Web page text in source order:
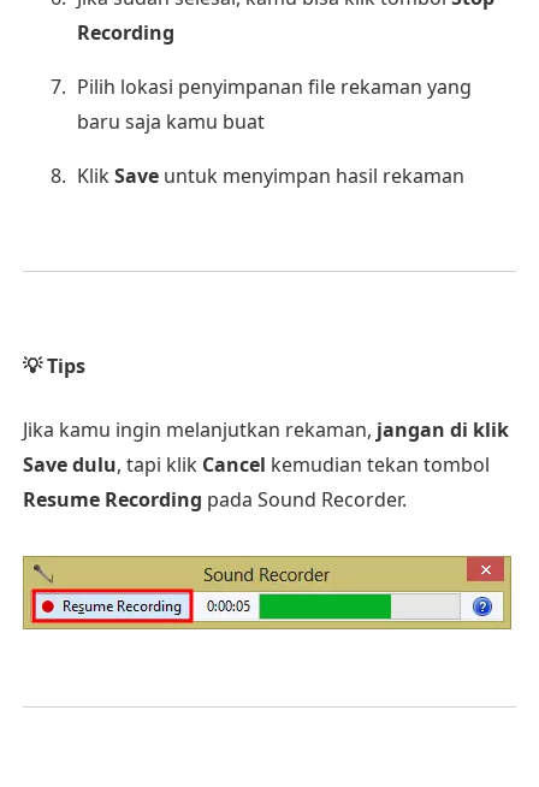
Recording
Pilih lokasi penyimpanan file rekaman yang
baru saja kamu buat
KlikSaveuntuk menyimpan hasil rekaman
💡 Tips
Jika kamu ingin melanjutkan rekaman, jangan di klik
Save dulu, tapi klik Cancel kemudian tekan tombol
Resume Recording pada Sound Recorder.